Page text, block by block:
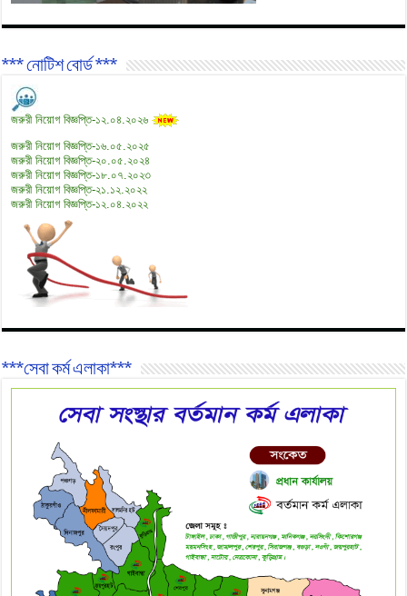
*** নোটিশ বোর্ড ***
জরুরী নিয়োগ বিজ্ঞপ্তি-১২.০৪.২০২৬
জরুরী নিয়োগ বিজ্ঞপ্তি-১৬.০৫.২০২৫
জরুরী নিয়োগ বিজ্ঞপ্তি-২০.০৫.২০২৪
জরুরী নিয়োগ বিজ্ঞপ্তি-১৮.০৭.২০২৩
জরুরী নিয়োগ বিজ্ঞপ্তি-২১.১২.২০২২
জরুরী নিয়োগ বিজ্ঞপ্তি-১২.০৪.২০২২
***সেবা কর্ম এলাকা***